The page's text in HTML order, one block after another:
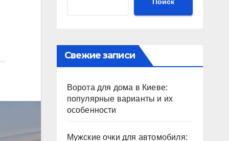
Свежие записи
Ворота для дома в Киеве:
популярные варианты и их
особенности
Мужские очки для автомобиля: